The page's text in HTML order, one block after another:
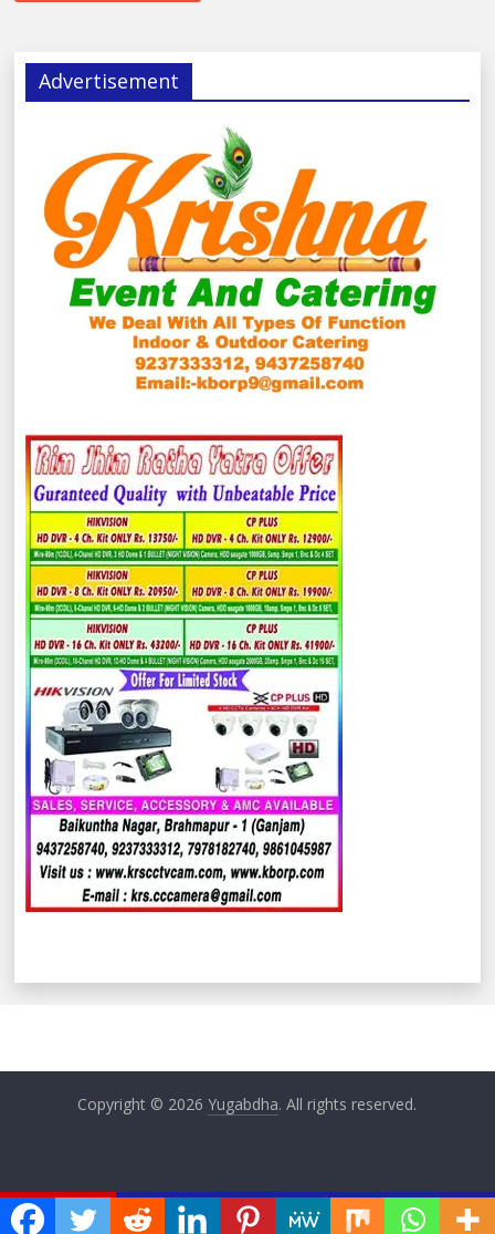
Advertisement
Copyright © 2026Yugabdha. All rights reserved.
ଏବେ ଏବେ
ଫାଟକ ଭୁଶୁଡ଼ି ୪ଆହତ, ୨ ଗୁରୁତର ନୂତନ ରେଳପଥ ପାଇଁ